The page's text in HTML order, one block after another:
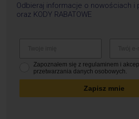
Odbieraj informacje o nowościach i
oraz KODY RABATOWE
Zapoznałem się z regulaminem i
przetwarzania danych osobowych.
Zapisz mnie